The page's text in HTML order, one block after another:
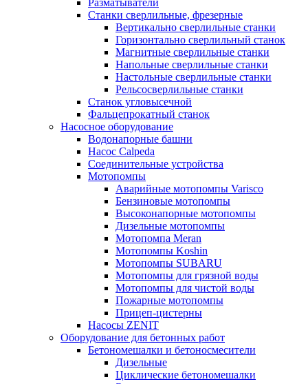
Разматыватели
Станки сверлильные, фрезерные
Вертикально сверлильные станки
Горизонтально сверлильный станок
Магнитные сверлильные станки
Напольные сверлильные станки
Настольные сверлильные станки
Рельсосверлильные станки
Станок угловысечной
Фальцепрокатный станок
Насосное оборудование
Водонапорные башни
Насос Calpeda
Соединительные устройства
Мотопомпы
Аварийные мотопомпы Varisco
Бензиновые мотопомпы
Высоконапорные мотопомпы
Дизельные мотопомпы
Мотопомпа Meran
Мотопомпы Koshin
Мотопомпы SUBARU
Мотопомпы для грязной воды
Мотопомпы для чистой воды
Пожарные мотопомпы
Прицеп-цистерны
Насосы ZENIT
Оборудование для бетонных работ
Бетономешалки и бетоносмесители
Дизельные
Циклические бетономешалки